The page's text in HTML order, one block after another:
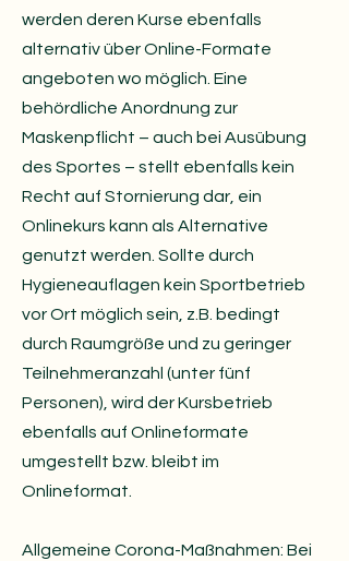
werden deren Kurse ebenfalls
alternativ über Online-Formate
angeboten wo möglich. Eine
behördliche Anordnung zur
Maskenpflicht – auch bei Ausübung
des Sportes – stellt ebenfalls kein
Recht auf Stornierung dar, ein
Onlinekurs kann als Alternative
genutzt werden. Sollte durch
Hygieneauflagen kein Sportbetrieb
vor Ort möglich sein, z.B. bedingt
durch Raumgröße und zu geringer
Teilnehmeranzahl (unter fünf
Personen), wird der Kursbetrieb
ebenfalls auf Onlineformate
umgestellt bzw. bleibt im
Onlineformat.
Allgemeine Corona-Maßnahmen: Bei